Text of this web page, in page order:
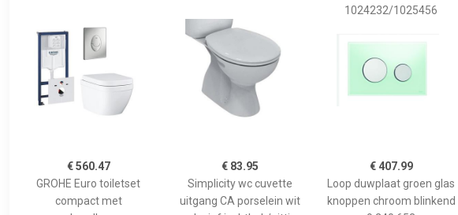
1024232/1025456
€ 560.47
GROHE Euro toiletset
compact met
€ 83.95
Simplicity wc cuvette
uitgang CA porselein wit
€ 407.99
Loop duwplaat groen glas
knoppen chroom blinkend